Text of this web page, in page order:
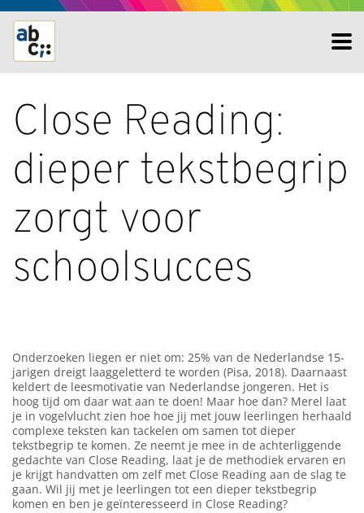
Close Reading:
dieper tekstbegrip
zorgt voor
schoolsucces
Onderzoeken liegen er niet om: 25% van de Nederlandse 15-
jarigen dreigt laaggeletterd te worden (Pisa, 2018). Daarnaast
keldert de leesmotivatie van Nederlandse jongeren. Het is
hoog tijd om daar wat aan te doen! Maar hoe dan? Merel laat
je in vogelvlucht zien hoe hoe jij met jouw leerlingen herhaald
complexe teksten kan tackelen om samen tot dieper
tekstbegrip te komen. Ze neemt je mee in de achterliggende
gedachte van Close Reading, laat je de methodiek ervaren en
je krijgt handvatten om zelf met Close Reading aan de slag te
gaan. Wil jij met je leerlingen tot een dieper tekstbegrip
komen en ben je geïnteresseerd in Close Reading?